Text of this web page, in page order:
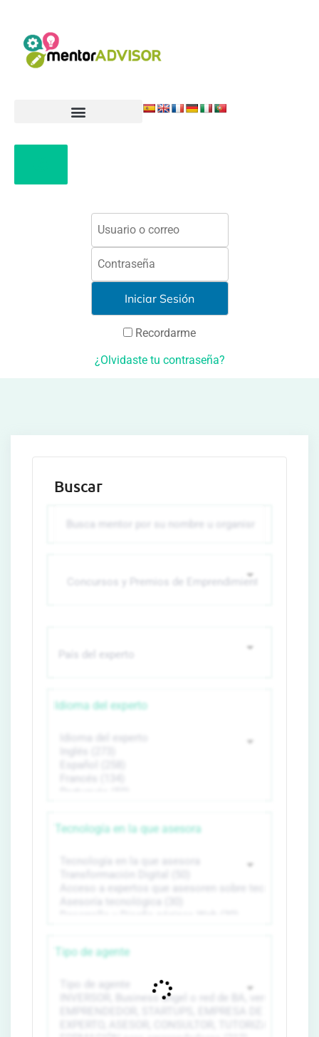
Recordarme
¿Olvidaste tu contraseña?
Buscar
Idioma del experto
Tecnología en la que asesora
Tipo de agente